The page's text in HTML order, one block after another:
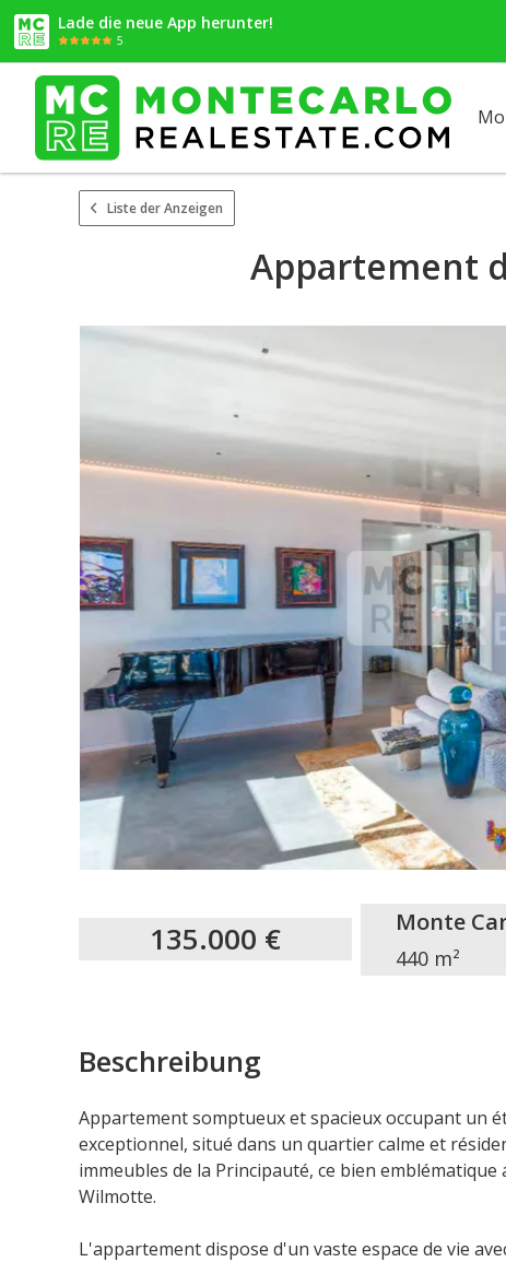
Lade die neue App herunter!
5
Liste der Anzeigen
Appartement
135.000 € Monte
440 m²
Beschreibung
Appartement somptueux et spacieux occupant un
exceptionnel, situé dans un quartier calme et
immeubles de la Principauté, ce bien
Wilmotte.
L'appartement dispose d'un vaste espace de vie